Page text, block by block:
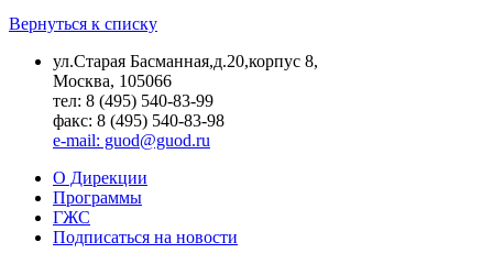
Вернуться к списку
ул.Старая Басманная,д.20,корпус 8,
Москва, 105066
тел: 8 (495) 540-83-99
факс: 8 (495) 540-83-98
e-mail: guod@guod.ru
О Дирекции
Программы
ГЖС
Подписаться на новости